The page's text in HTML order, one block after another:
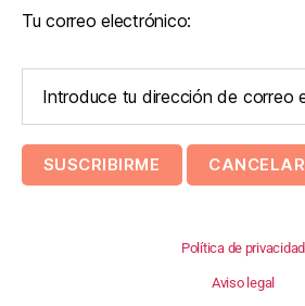
Tu correo electrónico:
Política de privacidad
Aviso legal